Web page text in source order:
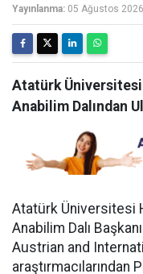
Yayınlanma: 05 Ağustos
Atatürk
Anabilim Dalından
Atatürk Üniversitesi
Anabilim Dalı
Austrian and